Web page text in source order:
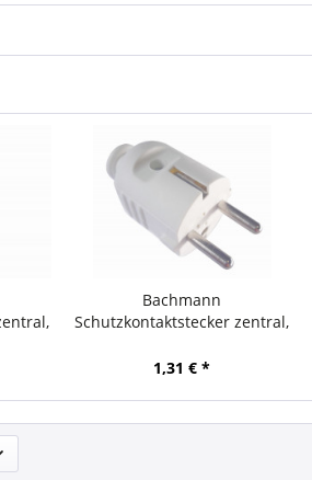
Bachmann
Schutzkontaktstecker zentral,
1,31 € *